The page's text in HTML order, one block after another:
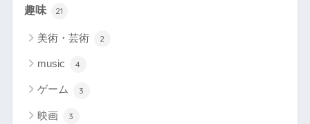
趣味 21
美術・芸術 2
music 4
ゲーム 3
映画 3